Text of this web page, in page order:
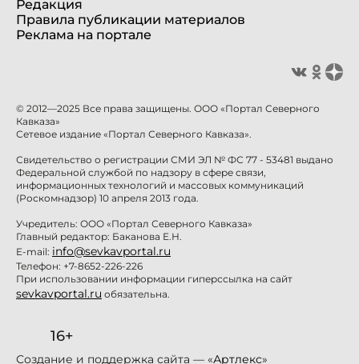
Редакция
Правила публикации материалов
Реклама на портале
© 2012—2025 Все права защищены. ООО «Портал Северного
Кавказа»
Сетевое издание «Портал Северного Кавказа».
Свидетельство о регистрации СМИ ЭЛ № ФС 77 - 53481 выдано
Федеральной службой по надзору в сфере связи,
информационных технологий и массовых коммуникаций
(Роскомнадзор) 10 апреля 2013 года.
Учредитель: ООО «Портал Северного Кавказа»
Главный редактор: Баканова Е.Н.
E-mail: info@sevkavportal.ru
Телефон: +7-8652-226-226
При использовании информации гиперссылка на сайт
sevkavportal.ru обязательна.
16+
Создание и поддержка сайта — «Артлекс»